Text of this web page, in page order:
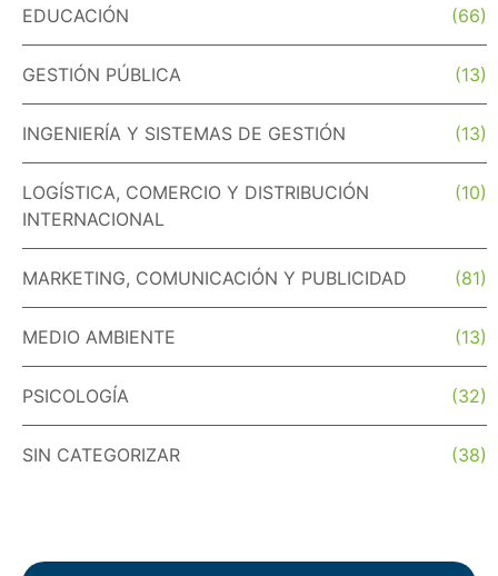
EDUCACIÓN (66)
GESTIÓN PÚBLICA (13)
INGENIERÍA Y SISTEMAS DE GESTIÓN (13)
LOGÍSTICA, COMERCIO Y DISTRIBUCIÓN
INTERNACIONAL
(10)
MARKETING, COMUNICACIÓN Y PUBLICIDAD (81)
MEDIO AMBIENTE (13)
PSICOLOGÍA (32)
SIN CATEGORIZAR (38)